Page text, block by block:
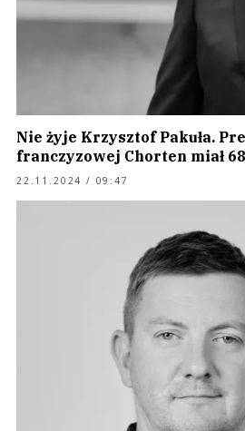
Nie żyje Krzysztof Pakuła.
franczyzowej Chorten miał
22.11.2024 / 09:47